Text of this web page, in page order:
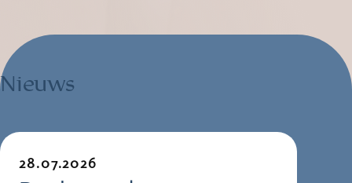
Nieuws
28.07.2026